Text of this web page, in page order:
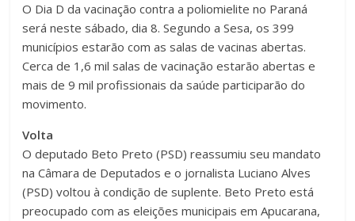
O Dia D da vacinação contra a poliomielite no Paraná
será neste sábado, dia 8. Segundo a Sesa, os 399
municípios estarão com as salas de vacinas abertas.
Cerca de 1,6 mil salas de vacinação estarão abertas e
mais de 9 mil profissionais da saúde participarão do
movimento.
Volta
O deputado Beto Preto (PSD) reassumiu seu mandato
na Câmara de Deputados e o jornalista Luciano Alves
(PSD) voltou à condição de suplente. Beto Preto está
preocupado com as eleições municipais em Apucarana,